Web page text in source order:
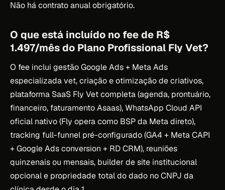
Não há contrato anual obrigatório.
O que está incluído no fee de R$
1.497/mês do Plano Profissional Fly Vet?
O fee inclui gestão Google Ads + Meta Ads
especializada vet, criação e otimização de criativos,
plataforma SaaS Fly Vet completa (agenda, prontuário,
financeiro, faturamento Asaas), WhatsApp Cloud API
oficial nativo (Fly opera como BSP da Meta direto),
tracking full-funnel pré-configurado (GA4 + Meta CAPI
+ Google Ads conversion + RD CRM), reuniões
quinzenais ou mensais, builder de site institucional
opcional e propriedade total do dado no CNPJ da